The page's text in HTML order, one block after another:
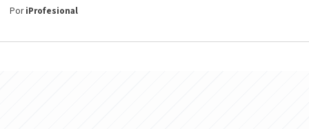
PoriProfesional